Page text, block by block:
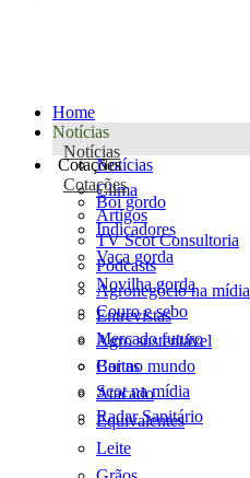
Home
Notícias
Notícias
Notícias
Clima
Artigos
TV Scot Consultoria
Podcasts
Agronegócio na mídia
Entrevistas
Agro sustentável
Cartas
Scot na mídia
Radar Sanitário
Cotações
Cotações
Boi gordo
Indicadores
Vaca gorda
Novilha gorda
Couro e sebo
Mercado futuro
Boi no mundo
Atacado
Equivalentes
Leite